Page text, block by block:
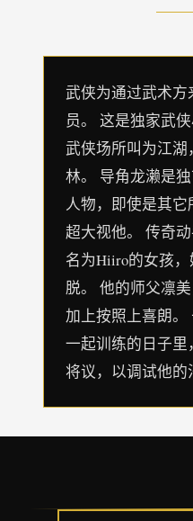
武侠为通过武术
员。 这是独家武侠
武侠场所叫为江
林。 导角龙濑是
人物，即使是其
超大视他。 传奇
名为Hiiro的女孩
脱。 他的师父凛
加上按照上喜朗
一起训练的日子
将议，以调试他的